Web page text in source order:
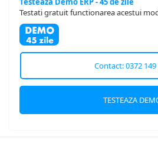
Testati gratuit functionarea acestui
Contact: 0372 149
TESTEAZA